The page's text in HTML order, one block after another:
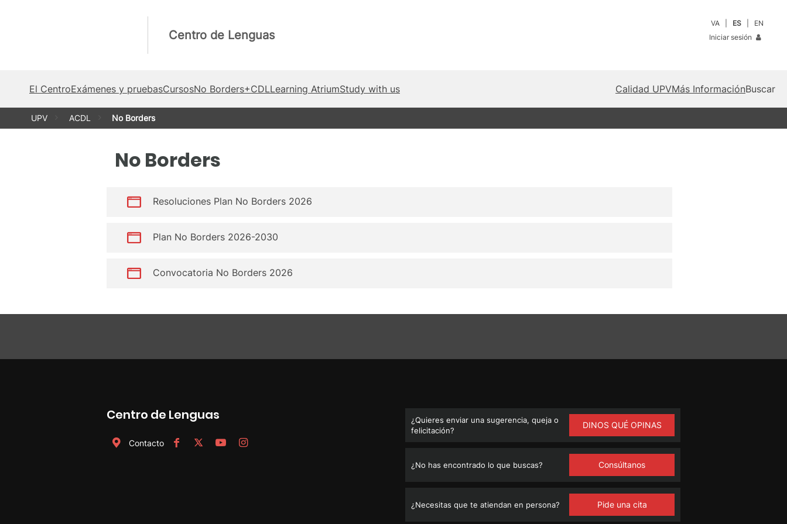
Centro de Lenguas
VA ES
EN
Iniciar sesión
El CentroExámenes y pruebasCursosNo Borders+CDLLearning AtriumStudy with us Buscar
Más Información
Calidad UPV
UPV ACDL No Borders
No Borders
Resoluciones Plan No Borders 2026
Plan No Borders 2026-2030
Convocatoria No Borders 2026
Centro de Lenguas
Contacto
¿Quieres enviar una sugerencia, queja o
felicitación?
DINOS QUÉ OPINAS
¿No has encontrado lo que buscas? Consúltanos
¿Necesitas que te atiendan en persona? Pide una cita